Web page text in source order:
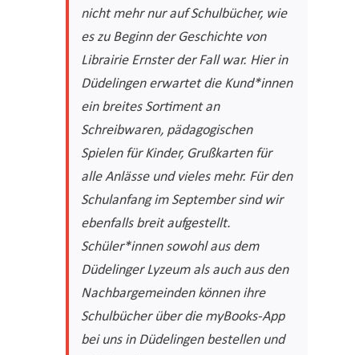
nicht mehr nur auf Schulbücher, wie
es zu Beginn der Geschichte von
Librairie Ernster der Fall war. Hier in
Düdelingen erwartet die Kund*innen
ein breites Sortiment an
Schreibwaren, pädagogischen
Spielen für Kinder, Grußkarten für
alle Anlässe und vieles mehr. Für den
Schulanfang im September sind wir
ebenfalls breit aufgestellt.
Schüler*innen sowohl aus dem
Düdelinger Lyzeum als auch aus den
Nachbargemeinden können ihre
Schulbücher über die myBooks-App
bei uns in Düdelingen bestellen und